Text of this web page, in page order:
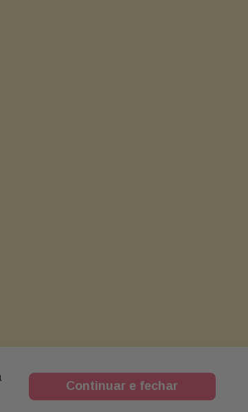
Continuar e fechar